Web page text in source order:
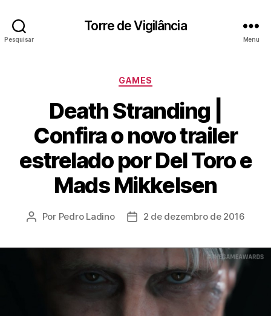
Pesquisar
Torre de Vigilância
Menu
Categorias
GAMES
Death Stranding |
Confira o novo trailer
estrelado por Del Toro e
Mads Mikkelsen
Autor
Por Pedro Ladino
Data2 de dezembro de 2016